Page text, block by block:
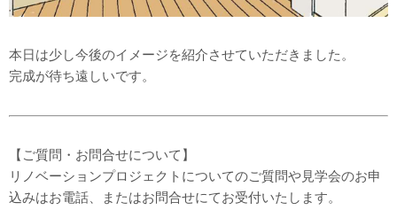
本日は少し今後のイメージを紹介させていただきました。
完成が待ち遠しいです。
【ご質問・お問合せについて】
リノベーションプロジェクトについてのご質問や見学会のお申
込みはお電話、またはお問合せにてお受付いたします。